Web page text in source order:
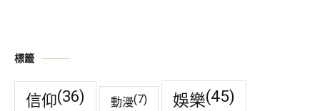
標籤
信仰(36) 動漫(7) 娛樂(45)